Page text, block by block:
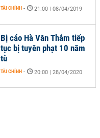
Bị cáo Hà Văn Thắm tiếp
tục bị tuyên phạt 10 năm
tù
TÀI CHÍNH - 20:00 | 28/04/2020
TÀI CHÍNH - 21:00 | 08/04/2019